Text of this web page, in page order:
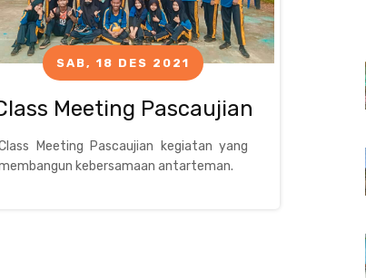
SAB, 18 DES 2021
Meeting Pascaujian
Meeting Pascaujian kegiatan yang
kebersamaan antarteman.